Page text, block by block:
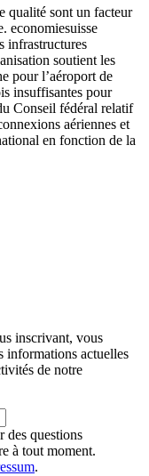
qualité sont un facteur
economiesuisse
infrastructures
soutient les
pour l’aéroport de
insuffisantes pour
Conseil fédéral relatif
aériennes et
en fonction de la
inscrivant, vous
informations actuelles
de notre
des questions
à tout moment.
.